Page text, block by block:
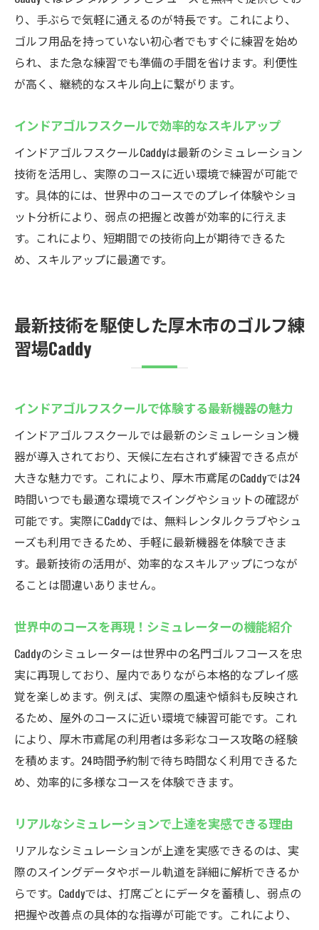
インドアゴルフスクール利用で効率的に上
達
シミュレーションゴルフで課題を分析し克
服
押し
レッスンプランやサポート体制の充実が魅
力
会員制インドアゴルフスクールで継続しや
すい
厚木市で理想のゴルフライフを実現する方
り、手ぶらで気軽に通えるのが特長です。これにより、
ゴルフ用品を持っていない初心者でもすぐに練習を始め
られ、また急な練習でも準備の手間を省けます。利便性
が高く、継続的なスキル向上に繋がります。
インドアゴルフスクールで効率的なスキルアップ
インドアゴルフスクールCaddyは最新のシミュレーション
技術を活用し、実際のコースに近い環境で練習が可能で
す。具体的には、世界中のコースでのプレイ体験やショ
ット分析により、弱点の把握と改善が効率的に行えま
す。これにより、短期間での技術向上が期待できるた
め、スキルアップに最適です。
最新技術を駆使した厚木市のゴルフ練
習場Caddy
インドアゴルフスクールで体験する最新機器の魅力
インドアゴルフスクールでは最新のシミュレーション機
器が導入されており、天候に左右されず練習できる点が
大きな魅力です。これにより、厚木市鳶尾のCaddyでは24
時間いつでも最適な環境でスイングやショットの確認が
可能です。実際にCaddyでは、無料レンタルクラブやシュ
ーズも利用できるため、手軽に最新機器を体験できま
す。最新技術の活用が、効率的なスキルアップにつなが
ることは間違いありません。
世界中のコースを再現！シミュレーターの機能紹介
Caddyのシミュレーターは世界中の名門ゴルフコースを忠
実に再現しており、屋内でありながら本格的なプレイ感
覚を楽しめます。例えば、実際の風速や傾斜も反映され
るため、屋外のコースに近い環境で練習可能です。これ
により、厚木市鳶尾の利用者は多彩なコース攻略の経験
を積めます。24時間予約制で待ち時間なく利用できるた
め、効率的に多様なコースを体験できます。
リアルなシミュレーションで上達を実感できる理由
リアルなシミュレーションが上達を実感できるのは、実
際のスイングデータやボール軌道を詳細に解析できるか
らです。Caddyでは、打席ごとにデータを蓄積し、弱点の
把握や改善点の具体的な指導が可能です。これにより、